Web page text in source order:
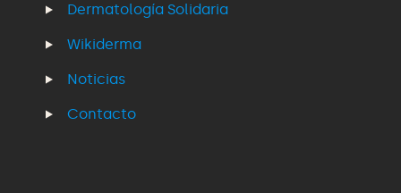
Dermatología Solidaria
Wikiderma
Noticias
Contacto